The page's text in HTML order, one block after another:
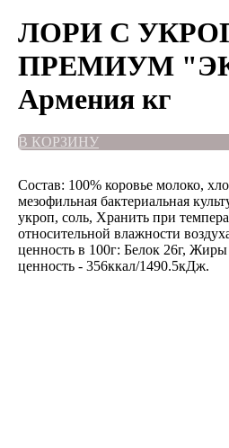
ЛОРИ С
ПРЕМИУМ
Армения кг
В КОРЗИНУ
Состав: 100% коровье молоко,
мезофильная бактериальная
укроп, соль, Хранить при
относительной влажности
ценность в 100г: Белок 26г, Жиры
ценность - 356ккал/1490.5кДж.